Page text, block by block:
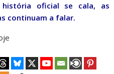
oficial se cala, as
continuam a falar.